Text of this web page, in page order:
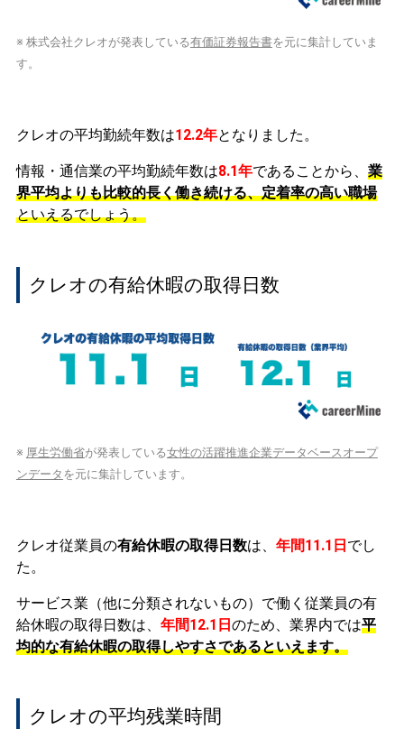
※ 株式会社クレオが発表している有価証券報告書を元に集計していま
す。
クレオの平均勤続年数は12.2年となりました。
情報・通信業の平均勤続年数は8.1年であることから、 業
界平均よりも比較的長く働き続ける、定着率の高い職場
といえるでしょう。
クレオの有給休暇の取得日数
※ 厚生労働省が発表している女性の活躍推進企業データベースオープ
ンデータ を元に集計しています。
クレオ従業員の有給休暇の取得日数は、 年間11.1日でし
た。
サービス業（他に分類されないもの）で働く従業員の有
給休暇の取得日数は、 年間12.1日のため、業界内では平
均的な有給休暇の取得しやすさであるといえます。
クレオの平均残業時間